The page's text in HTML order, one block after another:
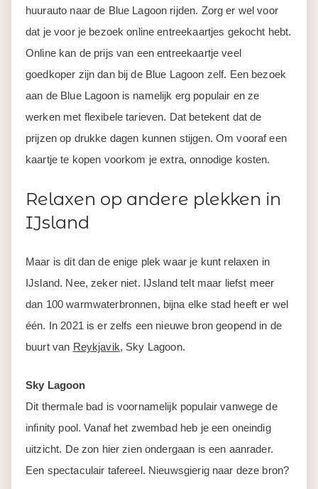
huurauto naar de Blue Lagoon rijden. Zorg er wel voor
dat je voor je bezoek online entreekaartjes gekocht hebt.
Online kan de prijs van een entreekaartje veel
goedkoper zijn dan bij de Blue Lagoon zelf. Een bezoek
aan de Blue Lagoon is namelijk erg populair en ze
werken met flexibele tarieven. Dat betekent dat de
prijzen op drukke dagen kunnen stijgen. Om vooraf een
kaartje te kopen voorkom je extra, onnodige kosten.
Relaxen op andere plekken in
IJsland
Maar is dit dan de enige plek waar je kunt relaxen in
IJsland. Nee, zeker niet. IJsland telt maar liefst meer
dan 100 warmwaterbronnen, bijna elke stad heeft er wel
één. In 2021 is er zelfs een nieuwe bron geopend in de
buurt van Reykjavik, Sky Lagoon.
Sky Lagoon
Dit thermale bad is voornamelijk populair vanwege de
infinity pool. Vanaf het zwembad heb je een oneindig
uitzicht. De zon hier zien ondergaan is een aanrader.
Een spectaculair tafereel. Nieuwsgierig naar deze bron?